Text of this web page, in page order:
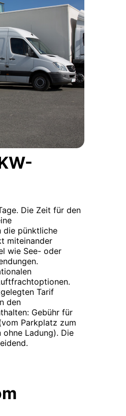
Die Zeit für den
die pünktliche
miteinander
wie See- oder
Tarif
den
Gebühr für
Parkplatz zum
Ladung). Die